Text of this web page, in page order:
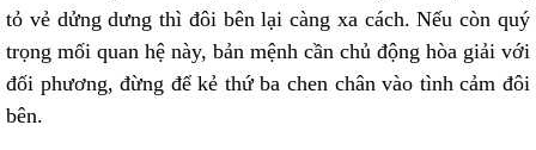
tỏ vẻ dửng dưng thì đôi bên lại càng xa cách. Nếu còn quý
trọng mối quan hệ này, bản mệnh cần chủ động hòa giải với
đối phương, đừng để kẻ thứ ba chen chân vào tình cảm đôi
bên.